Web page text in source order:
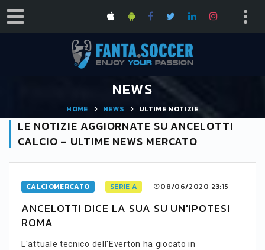
NEWS
HOME NEWS ULTIME NOTIZIE
LE NOTIZIE AGGIORNATE SU ANCELOTTI
CALCIO – ULTIME NEWS MERCATO
CALCIOMERCATO SERIE A 08/06/2020 23:15
ANCELOTTI DICE LA SUA SU UN'IPOTESI
ROMA
L'attuale tecnico dell'Everton ha giocato in